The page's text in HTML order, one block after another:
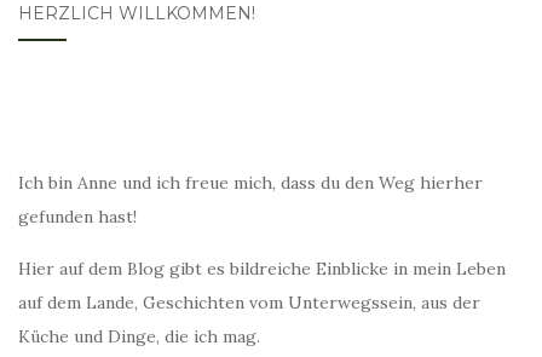
HERZLICH WILLKOMMEN!
Ich bin Anne und ich freue mich, dass du den Weg hierher
gefunden hast!
Hier auf dem Blog gibt es bildreiche Einblicke in mein Leben
auf dem Lande, Geschichten vom Unterwegssein, aus der
Küche und Dinge, die ich mag.